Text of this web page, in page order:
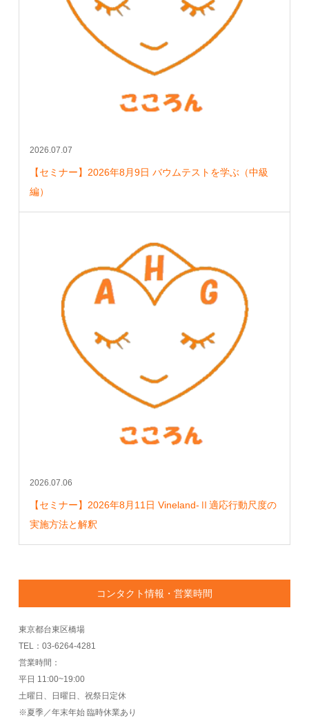
2026.07.07
【セミナー】2026年8月9日 バウムテストを学ぶ（中級
編）
2026.07.06
【セミナー】2026年8月11日 Vineland-Ⅱ適応行動尺度の
実施方法と解釈
コンタクト情報・営業時間
東京都台東区橋場
TEL：03-6264-4281
営業時間：
平日 11:00~19:00
土曜日、日曜日、祝祭日定休
※夏季／年末年始 臨時休業あり